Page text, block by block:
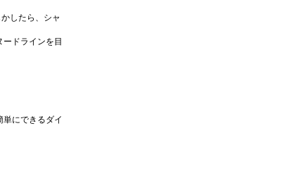
したら、シャ
ードラインを目
単にできるダイ